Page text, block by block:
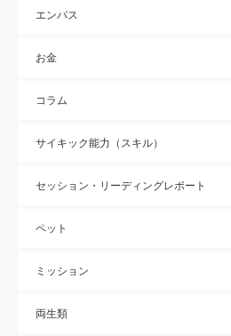
エンパス
お金
コラム
サイキック能力（スキル）
セッション・リーディングレポート
ペット
ミッション
両生類